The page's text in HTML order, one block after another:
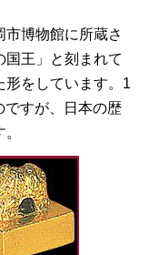
博物館に所蔵さ
国王」と刻まれて
形をしています。1
ですが、日本の歴